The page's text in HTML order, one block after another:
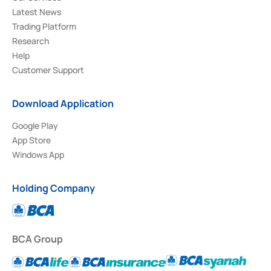
Latest News
Trading Platform
Research
Help
Customer Support
Download Application
Google Play
App Store
Windows App
Holding Company
BCA Group